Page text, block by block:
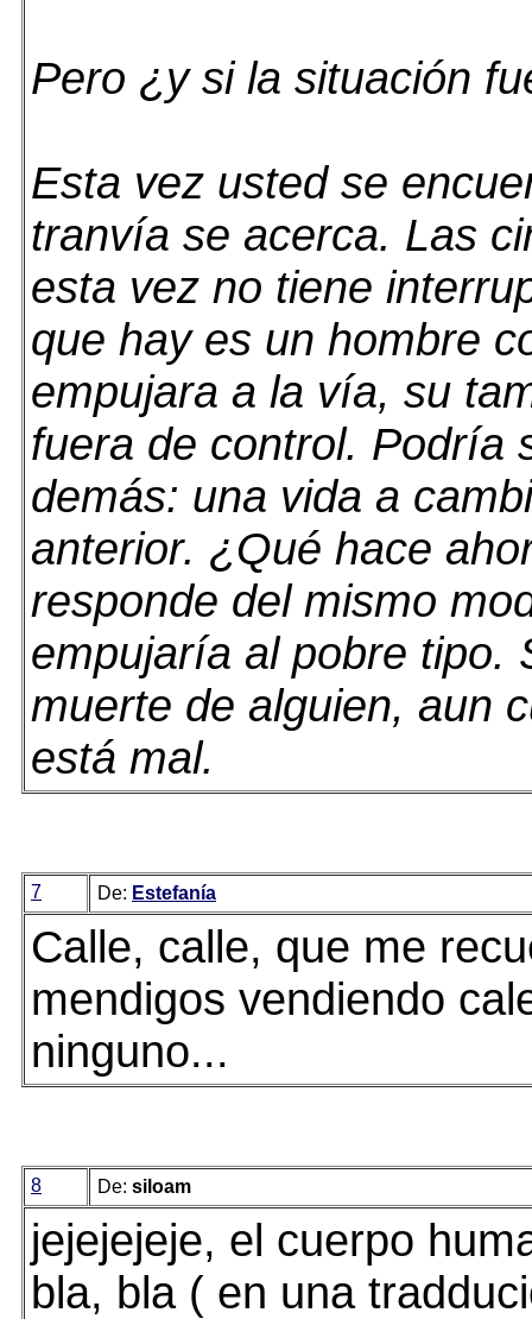
Pero ¿y si la situación
Esta vez usted se
tranvía se acerca. Las
esta vez no tiene
que hay es un hombre
empujara a la vía, su
fuera de control. Podría
demás: una vida a
anterior. ¿Qué hace
responde del mismo
empujaría al pobre tipo.
muerte de alguien, aun
está mal.
7 De: Estefanía
Calle, calle, que me
mendigos vendiendo
ninguno...
8 De: siloam
jejejejeje, el cuerpo
bla, bla ( en una